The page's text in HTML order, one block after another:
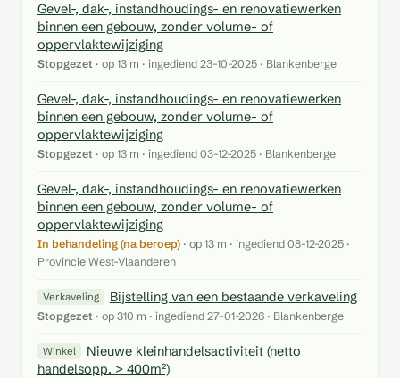
Gevel-, dak-, instandhoudings- en renovatiewerken
binnen een gebouw, zonder volume- of
oppervlaktewijziging
Stopgezet · op 13 m · ingediend 23-10-2025 · Blankenberge
Gevel-, dak-, instandhoudings- en renovatiewerken
binnen een gebouw, zonder volume- of
oppervlaktewijziging
Stopgezet · op 13 m · ingediend 03-12-2025 · Blankenberge
Gevel-, dak-, instandhoudings- en renovatiewerken
binnen een gebouw, zonder volume- of
oppervlaktewijziging
In behandeling (na beroep) · op 13 m · ingediend 08-12-2025 ·
Provincie West-Vlaanderen
Verkaveling Bijstelling van een bestaande verkaveling
Stopgezet · op 310 m · ingediend 27-01-2026 · Blankenberge
Winkel
Nieuwe kleinhandelsactiviteit (netto
handelsopp. > 400m²)